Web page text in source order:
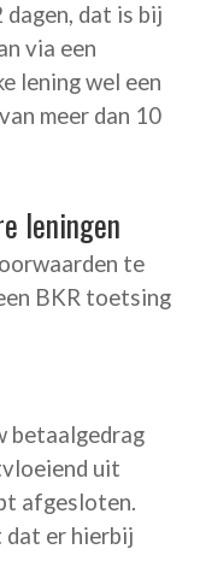
dat is bij
via een
lening wel een
meer dan 10
leningen
te
BKR toetsing
betaalgedrag
uit
afgesloten.
dat er hierbij